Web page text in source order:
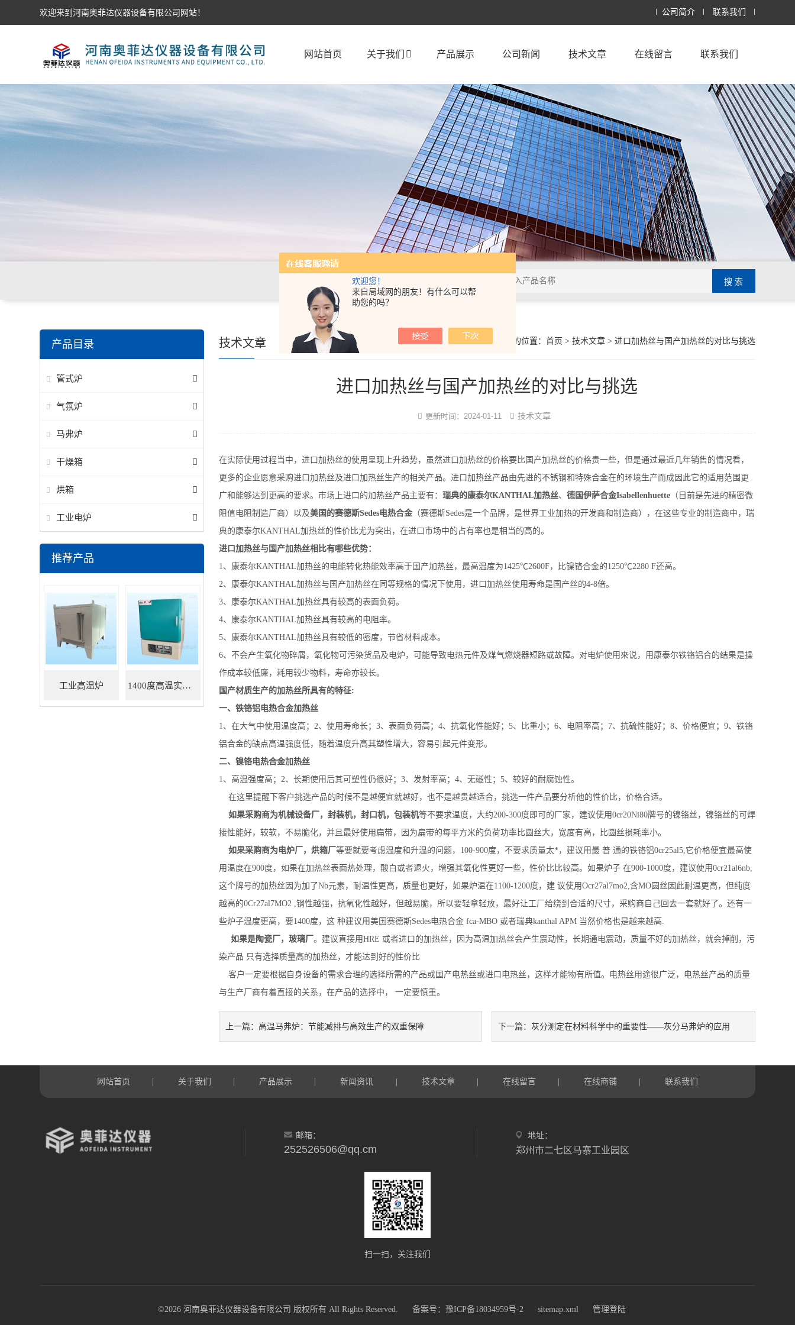
欢迎您！
来自局域网的朋友！有什么可以帮
助您的吗？
欢迎来到河南奥菲达仪器设备有限公司网站！ 公司简介 联系我们
网站首页 关于我们 产品展示 公司新闻 技术文章 在线留言 联系我们
你的位置： 首页 > 技术文章> 进口加热丝与国产加热丝的对比与挑选
技术文章
进口加热丝与国产加热丝的对比与挑选
更新时间：2024-01-11 技术文章
在实际使用过程当中，进口加热丝的使用呈现上升趋势，虽然进口加热丝的价格要比国产加热丝的价格贵一些，但是通过最近几年销售的情况看，
更多的企业愿意采购进口加热丝及进口加热丝生产的相关产品。 进口加热丝产品由先进的不锈钢和特殊合金在的环境生产而成因此它的适用范围更
广和能够达到更高的要求。市场上进口的加热丝产品主要有： 瑞典的康泰尔KANTHAL加热丝、 德国伊萨合金Isabellenhuette（目前是先进的精密微
阻值电阻制造厂商）以及美国的赛德斯Sedes电热合金（赛德斯Sedes是一个品牌，是世界工业加热的开发商和制造商），在这些专业的制造商中，瑞
典的康泰尔KANTHAL加热丝的性价比尤为突出，在进口市场中的占有率也是相当的高的。
进口加热丝与国产加热丝相比有哪些优势：
1、康泰尔KANTHAL加热丝的电能转化热能效率高于国产加热丝，最高温度为1425℃2600F，比镍铬合金的1250℃2280 F还高。
2、康泰尔KANTHAL加热丝与国产加热丝在同等规格的情况下使用，进口加热丝使用寿命是国产丝的4-8倍。
3、康泰尔KANTHAL加热丝具有较高的表面负荷。
4、康泰尔KANTHAL加热丝具有较高的电阻率。
5、康泰尔KANTHAL加热丝具有较低的密度，节省材料成本。
6、不会产生氧化物碎屑，氧化物可污染货品及电炉，可能导致电热元件及煤气燃烧器短路或故障。对电炉使用來说，用康泰尔铁铬铝合的结果是操
作成本较低廉，耗用较少物料，寿命亦较长。
国产材质生产的加热丝所具有的特征:
一、铁铬铝电热合金加热丝
1、在大气中使用温度高；2、使用寿命长；3、表面负荷高；4、抗氧化性能好；5、比重小；6、电阻率高；7、抗硫性能好；8、价格便宜；9、铁铬
铝合金的缺点高温强度低，随着温度升高其塑性增大，容易引起元件变形。
二、镍铬电热合金加热丝
1、高温强度高；2、长期使用后其可塑性仍很好；3、发射率高；4、无磁性；5、较好的耐腐蚀性。
在这里提醒下客户挑选产品的时候不是越便宜就越好，也不是越贵越适合，挑选一件产品要分析他的性价比，价格合适。
如果采购商为机械设备厂，封装机，封口机，包装机等不要求温度，大约200-300度即可的厂家，建议使用0cr20Ni80牌号的镍铬丝，镍铬丝的可焊
接性能好，较软，不易脆化，并且最好使用扁带，因为扁带的每平方米的负荷功率比圆丝大，宽度有高，比圆丝损耗率小。
如果采购商为电炉厂，烘箱厂 等要就要考虑温度和升温的问题，100-900度，不要求质量太*，建议用最 普 通的铁铬铝0cr25al5,它价格便宜最高使
用温度在900度，如果在加热丝表面热处理，酸白或者退火，增强其氧化性更好一些，性价比比较高。如果炉子 在900-1000度，建议使用0cr21al6nb,
这个牌号的加热丝因为加了Nb元素，耐温性更高，质量也更好，如果炉温在1100-1200度，建 议使用Ocr27al7mo2,含MO圆丝因此耐温更高，但纯度
越高的0Cr27al7MO2 ,钢性越强，抗氧化性越好，但越易脆，所以要轻拿轻放，最好让工厂给绕到合适的尺寸，采购商自己回去一套就好了。还有一
些炉子温度更高，要1400度，这 种建议用美国赛德斯Sedes电热合金 fca-MBO 或者瑞典kanthal APM 当然价格也是越来越高.
如果是陶瓷厂，玻璃厂 。建议直接用HRE 或者进口的加热丝，因为高温加热丝会产生震动性，长期通电震动，质量不好的加热丝，就会掉削，污
染产品 只有选择质量高的加热丝，才能达到好的性价比
客户一定要根据自身设备的需求合理的选择所需的产品或国产电热丝或进口电热丝，这样才能物有所值。电热丝用途很广泛，电热丝产品的质量
与生产厂商有着直接的关系，在产品的选择中， 一定要慎重。
上一篇： 高温马弗炉：节能减排与高效生产的双重保障 下一篇：灰分测定在材料科学中的重要性——灰分马弗炉的应用
产品目录
管式炉
气氛炉
马弗炉
干燥箱
烘箱
工业电炉
推荐产品
工业高温炉 1400度高温实验炉
网站首页 关于我们 产品展示 新闻资讯 技术文章 在线留言 在线商铺 联系我们
邮箱：
252526506@qq.cm
地址：
郑州市二七区马寨工业园区
扫一扫，关注我们
©2026 河南奥菲达仪器设备有限公司 版权所有 All Rights Reserved. 备案号：豫ICP备18034959号-2 sitemap.xml 管理登陆